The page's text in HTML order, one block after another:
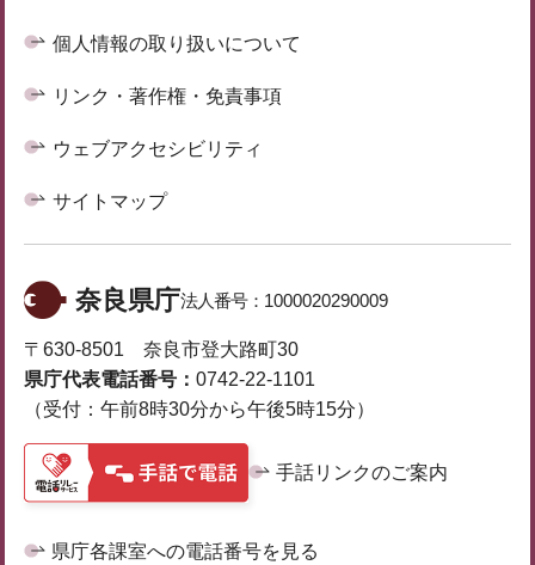
個人情報の取り扱いについて
リンク・著作権・免責事項
ウェブアクセシビリティ
サイトマップ
奈良県庁法人番号： 1000020290009
〒630-8501 奈良市登大路町30
県庁代表電話番号： 0742-22-1101
（受付：午前8時30分から午後5時15分）
手話リンクのご案内
県庁各課室への電話番号を見る